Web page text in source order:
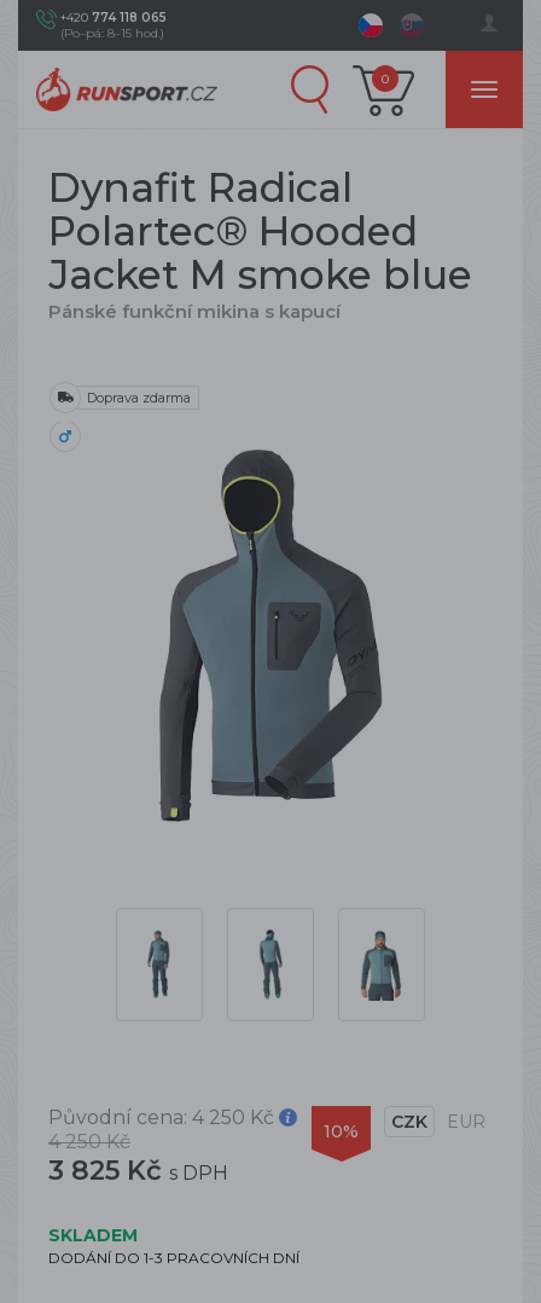
+420 774 118 065
(Po–pá: 8–15 hod.)
0
Dynafit Radical
Polartec® Hooded
Jacket M smoke blue
Pánské funkční mikina s kapucí
Doprava zdarma
Původní cena: 4 250 Kč
4 250 Kč
3 825 Kč s DPH
10% CZK EUR
SKLADEM
DODÁNÍ DO 1-3 PRACOVNÍCH DNÍ